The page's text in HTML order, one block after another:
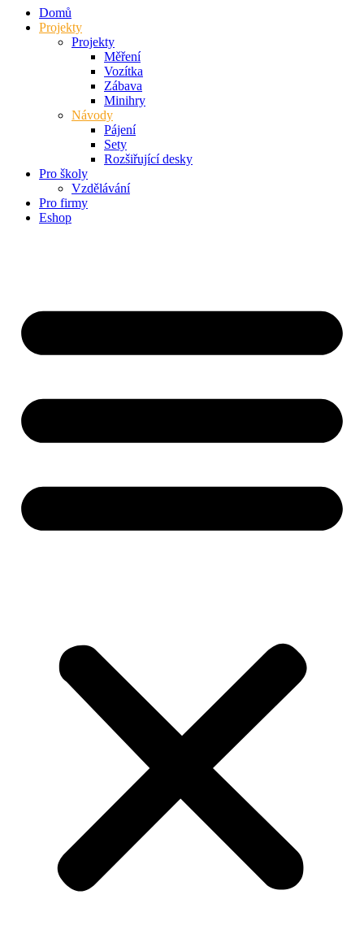
Domů
Projekty
Projekty
Měření
Vozítka
Zábava
Minihry
Návody
Pájení
Sety
Rozšiřující desky
Pro školy
Vzdělávání
Pro firmy
Eshop